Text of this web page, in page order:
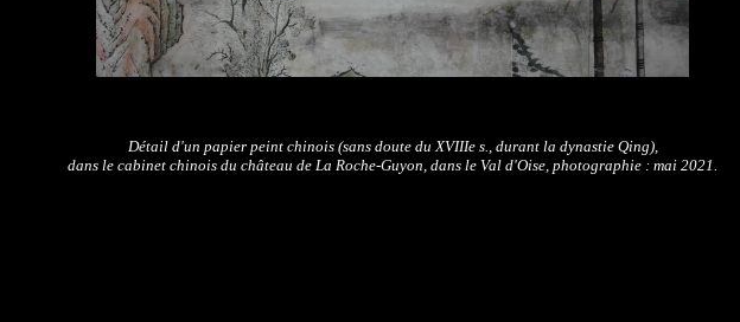
Détail d'un papier peint chinois (sans doute du XVIIIe s., durant la dynastie Qing),
dans le cabinet chinois du château de La Roche-Guyon, dans le Val d'Oise, photographie : mai 2021.